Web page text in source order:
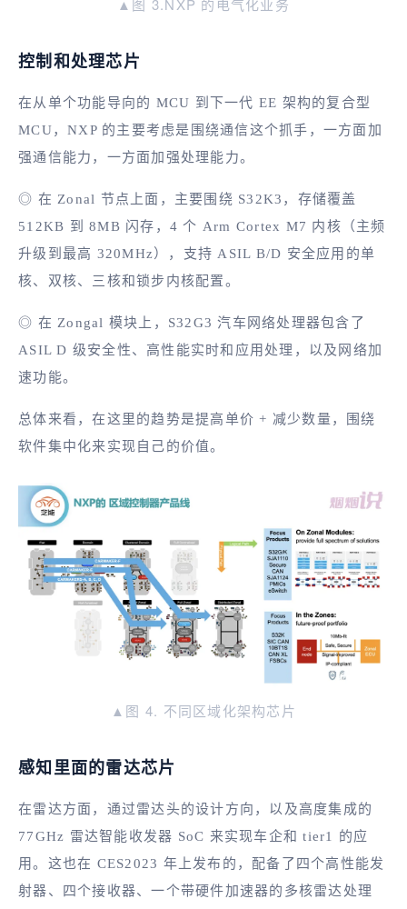
控制和处理芯片
在从单个功能导向的 MCU 到下一代 EE 架构的复合型
MCU，NXP 的主要考虑是围绕通信这个抓手，一方面加
强通信能力，一方面加强处理能力。
◎ 在 Zonal 节点上面，主要围绕 S32K3，存储覆盖
512KB 到 8MB 闪存，4 个 Arm Cortex M7 内核（主频
升级到最高 320MHz），支持 ASIL B/D 安全应用的单
核、双核、三核和锁步内核配置。
◎ 在 Zongal 模块上，S32G3 汽车网络处理器包含了
ASIL D 级安全性、高性能实时和应用处理，以及网络加
速功能。
总体来看，在这里的趋势是提高单价 + 减少数量，围绕
软件集中化来实现自己的价值。
▲图 4. 不同区域化架构芯片
感知里面的雷达芯片
在雷达方面，通过雷达头的设计方向，以及高度集成的
77GHz 雷达智能收发器 SoC 来实现车企和 tier1 的应
用。这也在 CES2023 年上发布的，配备了四个高性能发
射器、四个接收器、一个带硬件加速器的多核雷达处理